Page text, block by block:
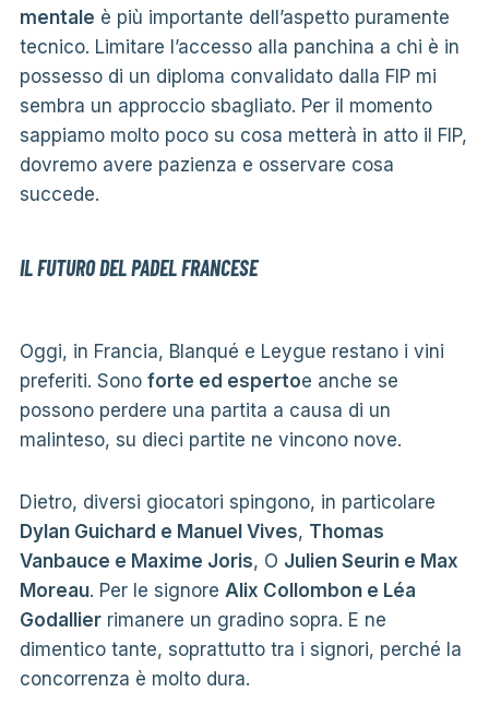
mentale è più importante dell’aspetto puramente
tecnico. Limitare l’accesso alla panchina a chi è in
possesso di un diploma convalidato dalla FIP mi
sembra un approccio sbagliato. Per il momento
sappiamo molto poco su cosa metterà in atto il FIP,
dovremo avere pazienza e osservare cosa
succede.
IL FUTURO DEL PADEL FRANCESE
Oggi, in Francia, Blanqué e Leygue restano i vini
preferiti. Sono forte ed espertoe anche se
possono perdere una partita a causa di un
malinteso, su dieci partite ne vincono nove.
Dietro, diversi giocatori spingono, in particolare
Dylan Guichard e Manuel Vives, Thomas
Vanbauce e Maxime Joris, O Julien Seurin e Max
Moreau. Per le signore Alix Collombon e Léa
Godallierrimanere un gradino sopra. E ne
dimentico tante, soprattutto tra i signori, perché la
concorrenza è molto dura.